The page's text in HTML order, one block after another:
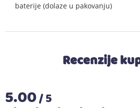
baterije (dolaze u pakovanju)
Recenzije
5.00/ 5